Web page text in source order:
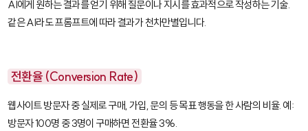
AI에게 원하는 결과를 얻기 위해 질문이나 지시를 효과적으로 작성하는 기술.
같은 AI라도 프롬프트에 따라 결과가 천차만별입니다.
전환율 (Conversion Rate)
웹사이트 방문자 중 실제로 구매, 가입, 문의 등 목표 행동을 한 사람의 비율. 예:
방문자 100명 중 3명이 구매하면 전환율 3%.